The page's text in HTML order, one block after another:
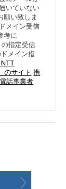
いていない
願い致しま
メイン受信
考に
の指定受信
メイン指
のサイト 携
話事業者